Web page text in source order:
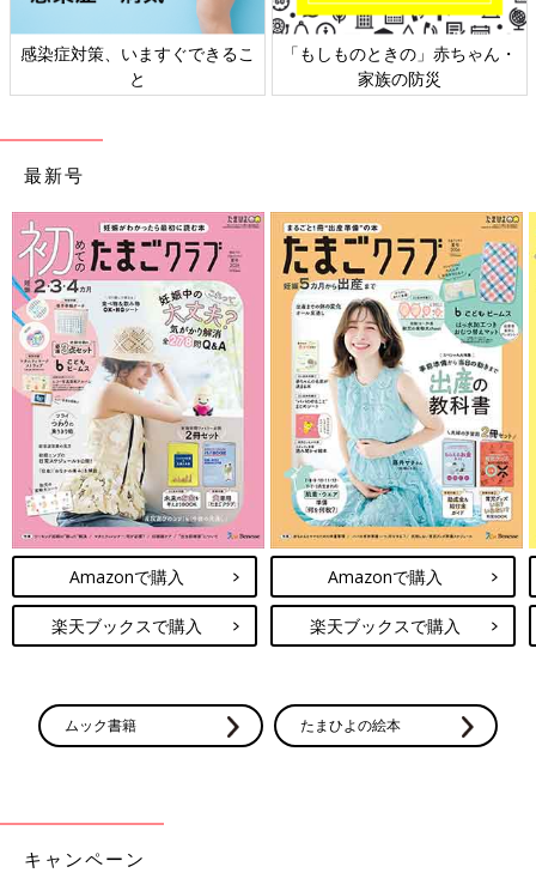
感染症対策、いますぐできるこ
と
「もしものときの」赤ちゃん・
家族の防災
最新号
Amazonで購入
楽天ブックスで購入
Amazonで購入
楽天ブックスで購入
ムック書籍 たまひよの絵本
キャンペーン